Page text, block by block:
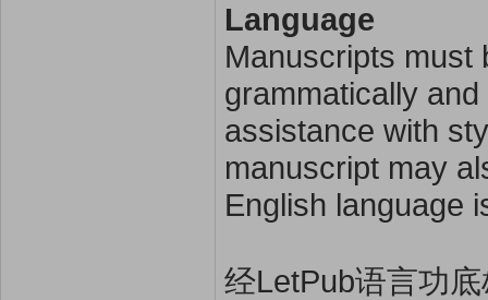
Language
Manuscripts must
grammatically
assistance with
manuscript may
English language
经LetPub语言功